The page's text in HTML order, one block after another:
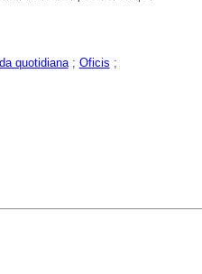
quotidiana; Oficis ;